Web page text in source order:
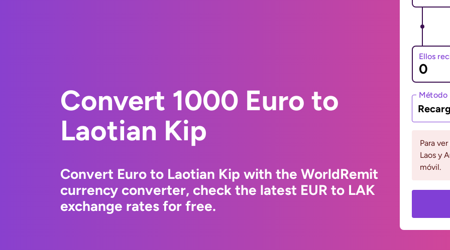
Convert 1000 Euro to
Laotian Kip
Convert Euro to Laotian Kip with the WorldRemit
currency converter, check the latest EUR to LAK
exchange rates for free.
Ellos
Método
Para
Laos y
móvil.